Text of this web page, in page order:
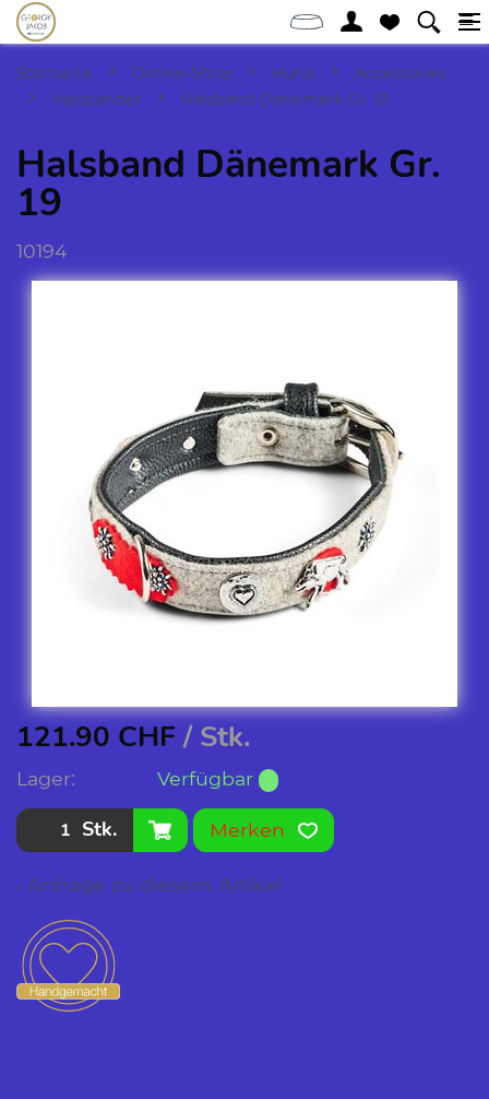
Startseite Online-Shop Hund
Accessoires
Halsbänder
Halsband Dänemark Gr. 19
Halsband Dänemark Gr.
19
10194
121.90 CHF/ Stk.
Lager: Verfügbar
Stk. Merken
› Anfrage zu diesem Artikel